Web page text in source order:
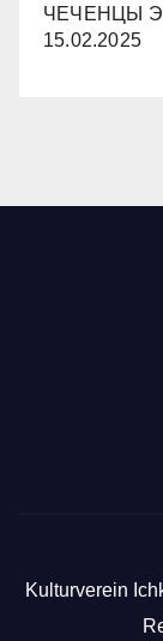
ЧЕЧЕНЦЫ
15.02.2025
Kulturverein